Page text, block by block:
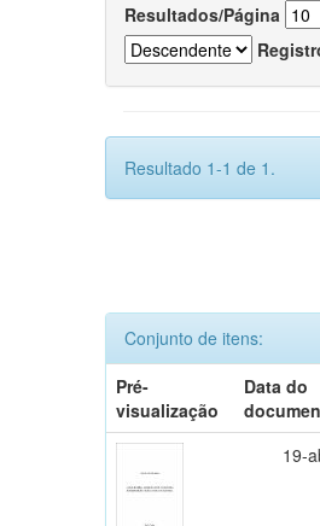
Resultados/Página
Resultado 1-1 de 1.
Conjunto de itens:
Pré-
visualização
Data do
19-